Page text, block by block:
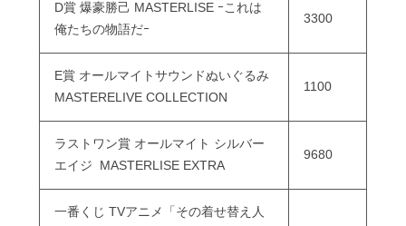
D賞 爆豪勝己 MASTERLISE ｰこれは
俺たちの物語だｰ
3300
E賞 オールマイトサウンドぬいぐるみ
MASTERELIVE COLLECTION
1100
ラストワン賞 オールマイト シルバー
エイジ MASTERLISE EXTRA
9680
一番くじ TVアニメ「その着せ替え人